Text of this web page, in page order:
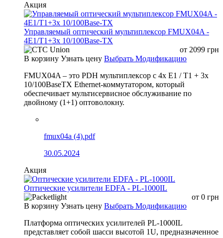
Акция
Управляемый оптический мультиплексор FMUX04A -
4E1/T1+3x 10/100Base-TX
от 2099 грн
В корзину Узнать цену Выбрать Модификацию
FMUX04A – это PDH мультиплексор с 4x E1 / T1 + 3x
10/100BaseTX Ethernet-коммутатором, который
обеспечивает мультисервисное обслуживание по
двойному (1+1) оптоволокну.
fmux04a (4).pdf
30.05.2024
Акция
Оптические усилители EDFA - PL-1000IL
от 0 грн
В корзину Узнать цену Выбрать Модификацию
Платформа оптических усилителей PL-1000IL
представляет собой шасси высотой 1U, предназначенное